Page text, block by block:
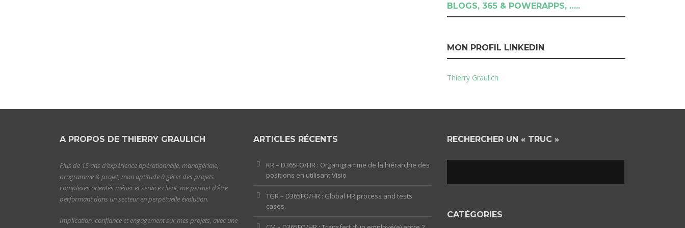
BLOGS, 365 & POWERAPPS, …..
MON PROFIL LINKEDIN
Thierry Graulich
A PROPOS DE THIERRY GRAULICH
Plus de 15 ans d’expérience opérationnelle, managériale,
programme & projet, mon aptitude à gérer des projets
complexes orientés métier et service client, me permet d’être
performant dans un secteur en perpétuelle évolution.
Implication, confiance et engagement sur mes projets, avec une
ARTICLES RÉCENTS
KR – D365FO/HR : Organigramme de la hiérarchie des
positions en utilisant Visio
TGR – D365FO/HR : Global HR process and tests
cases.
RECHERCHER UN « TRUC »
CATÉGORIES